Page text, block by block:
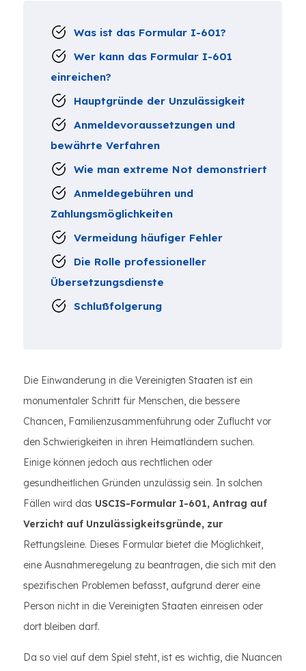
Was ist das Formular I-601?
Wer kann das Formular I-601
einreichen?
Hauptgründe der Unzulässigkeit
Anmeldevoraussetzungen und
bewährte Verfahren
Wie man extreme Not demonstriert
Anmeldegebühren und
Zahlungsmöglichkeiten
Vermeidung häufiger Fehler
Die Rolle professioneller
Übersetzungsdienste
Schlußfolgerung
Die Einwanderung in die Vereinigten Staaten ist ein
monumentaler Schritt für Menschen, die bessere
Chancen, Familienzusammenführung oder Zuflucht vor
den Schwierigkeiten in ihren Heimatländern suchen.
Einige können jedoch aus rechtlichen oder
gesundheitlichen Gründen unzulässig sein. In solchen
Fällen wird das USCIS-Formular I-601, Antrag auf
Verzicht auf Unzulässigkeitsgründe, zur
Rettungsleine. Dieses Formular bietet die Möglichkeit,
eine Ausnahmeregelung zu beantragen, die sich mit den
spezifischen Problemen befasst, aufgrund derer eine
Person nicht in die Vereinigten Staaten einreisen oder
dort bleiben darf.
Da so viel auf dem Spiel steht, ist es wichtig, die Nuancen